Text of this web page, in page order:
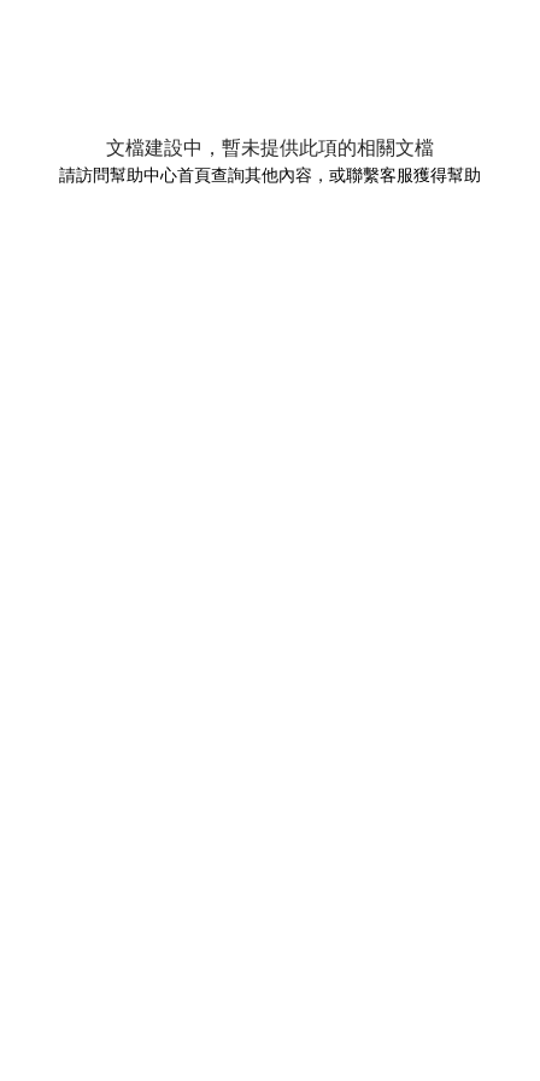
文檔建設中，暫未提供此項的相關文檔
請訪問幫助中心首頁查詢其他內容，或聯繫客服獲得幫助